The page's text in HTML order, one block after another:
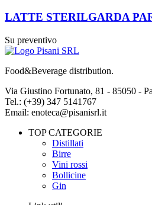
LATTE STERILGARDA
Su preventivo
Food&Beverage distribution.
Via Giustino Fortunato, 81 - 85050 -
Tel.: (+39) 347 5141767
Email: enoteca@pisanisrl.it
TOP CATEGORIE
Distillati
Birre
Vini rossi
Bollicine
Gin